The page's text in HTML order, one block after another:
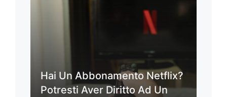
Hai Un Abbonamento Netflix?
Potresti Aver Diritto Ad Un